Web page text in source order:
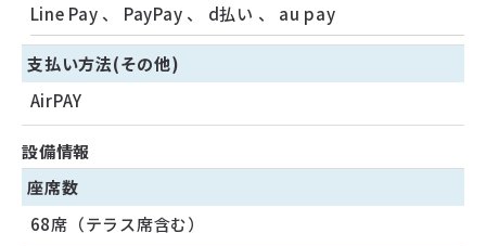
Line Pay 、 PayPay 、 d払い 、 au pay
支払い方法(その他)
AirPAY
設備情報
座席数
68席（テラス席含む）